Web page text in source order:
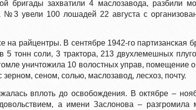
бригады захватили 4 маслозавода, разбили
увели 100 лошадей 22 августа с
на райцентры. В сентябре 1942-го партизанская
5 тонн соли, 3 трактора, 213 двухлемешных
уничтожила 10 волостных управ, помещение
сеном, солью, маслозавод, лесхоз, почту.
вплоть до освобождения. В октябре –
а имени Заслонова –